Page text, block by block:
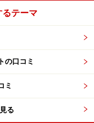
で対応できるスポット
ィングを記念に残す写
るテーマ
の口コミ
ミ
る